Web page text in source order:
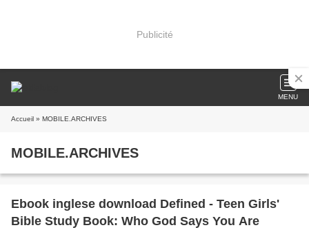
Publicité
MENU
Accueil » MOBILE.ARCHIVES
MOBILE.ARCHIVES
Ebook inglese download Defined - Teen Girls'
Bible Study Book: Who God Says You Are